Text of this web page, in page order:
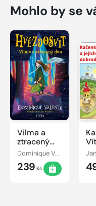
Mohlo by se
Vilma a
ztracený
den
Dominique Valente
239 Kč